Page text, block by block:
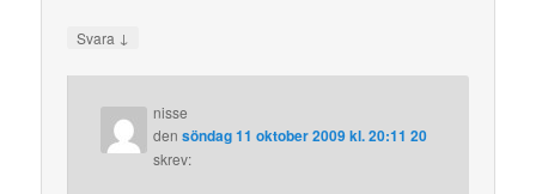
Svara ↓
nisse
densöndag 11 oktober 2009 kl. 20:11 20
skrev: